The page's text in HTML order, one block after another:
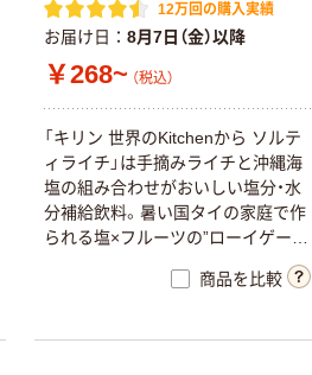
12万回の購入実績
お届け日 8月7日（金）以降
￥268~ （税込）
「キリン 世界のKitchenから ソルテ
ィライチ」は手摘みライチと沖縄海
塩の組み合わせがおいしい塩分・水
分補給飲料。暑い国タイの家庭で作
られる塩×フルーツの”ローイゲー
オ”の知恵から生まれました。ごくご
くおいしい熱中症対策飲料。中容量・
タイプのソルティライチべースのラ
商品を比較